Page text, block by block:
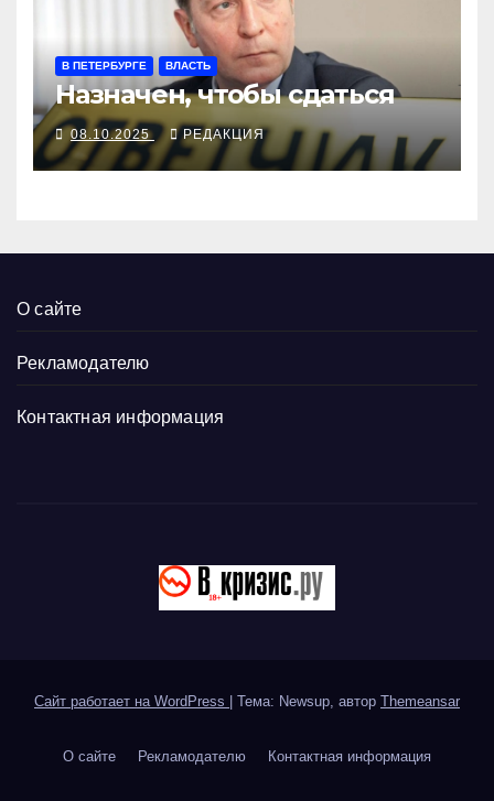
В ПЕТЕРБУРГЕ ВЛАСТЬ
Назначен, чтобы сдаться
08.10.2025 РЕДАКЦИЯ
О сайте
Рекламодателю
Контактная информация
Сайт работает на WordPress Тема: Newsup, автор Themeansar
О сайте Рекламодателю Контактная информация